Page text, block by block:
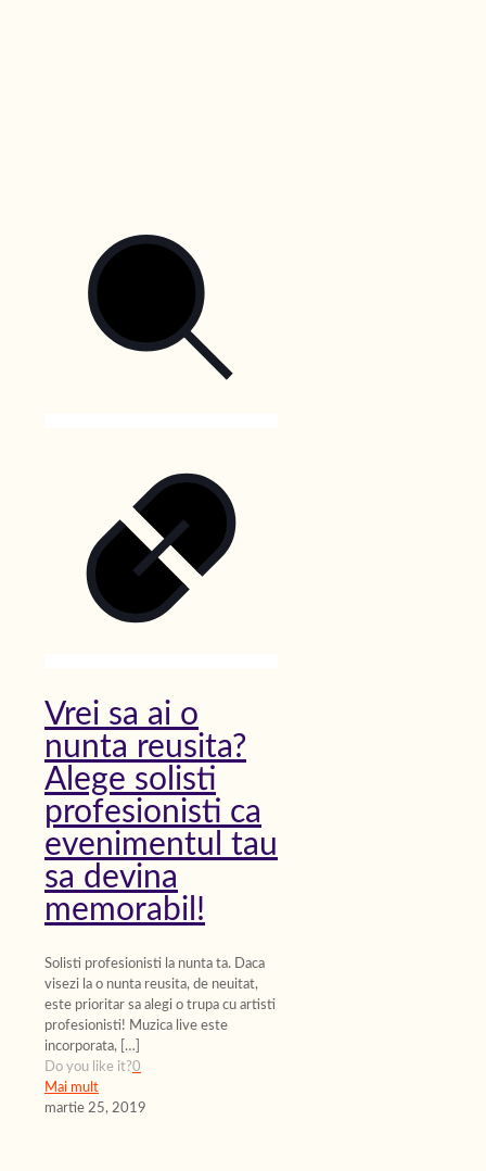
Vrei sa ai o
nunta reusita?
Alege solisti
profesionisti ca
evenimentul tau
sa devina
memorabil!
Solisti profesionisti la nunta ta. Daca
visezi la o nunta reusita, de neuitat,
este prioritar sa alegi o trupa cu artisti
profesionisti! Muzica live este
incorporata, […]
Do you like it?0
Mai mult
martie 25, 2019